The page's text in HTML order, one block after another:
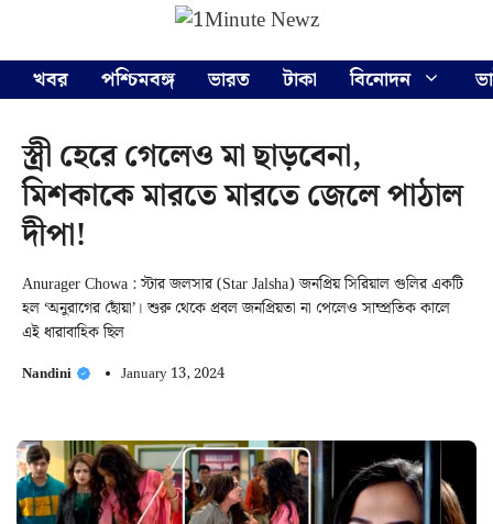
content
খবর
পশ্চিমবঙ্গ ভারত টাকা বিনোদন
স্ত্রী হেরে গেলেও মা ছাড়বেনা,
মিশকাকে মারতে মারতে জেলে পাঠাল
দীপা!
Anurager Chowa : স্টার জলসার (Star Jalsha) জনপ্রিয় সিরিয়াল গুলির একটি
হল ‘অনুরাগের ছোঁয়া’। শুরু থেকে প্রবল জনপ্রিয়তা না পেলেও সাম্প্রতিক কালে
এই ধারাবাহিক ছিল
Nandini January 13, 2024